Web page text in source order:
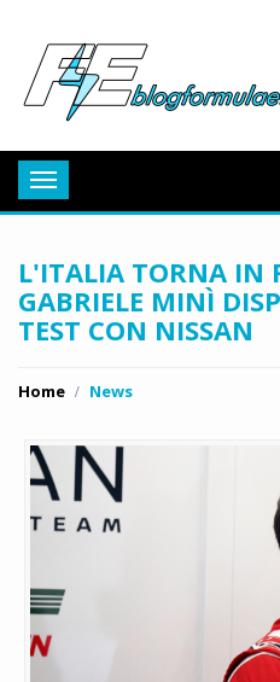
Toggle
navigation
L'ITALIA TORNA IN
GABRIELE MINÌ
TEST CON NISSAN
Home News